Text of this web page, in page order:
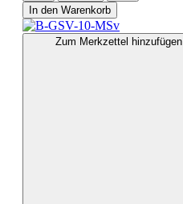
In den Warenkorb
Zum Merkzettel hinzufügen